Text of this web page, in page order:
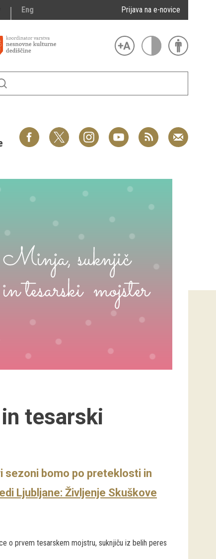
Eng Prijava na e-novice
tesarski
sezoni bomo po preteklosti in
Ljubljane: Življenje Skuškove
o prvem tesarskem mojstru, suknjiču iz belih peres